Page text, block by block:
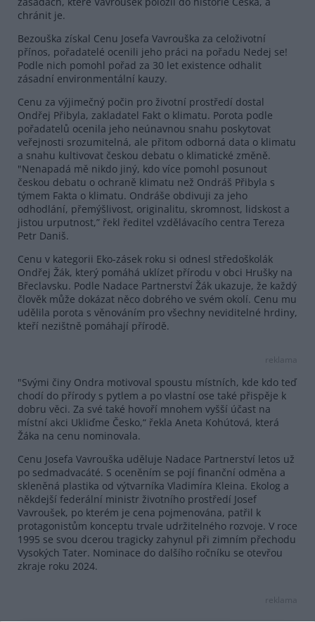
chránit je.
Bezouška získal Cenu Josefa Vavrouška za celoživotní
přínos, pořadatelé ocenili jeho práci na pořadu Nedej se!
Podle nich pomohl pořad za 30 let existence odhalit
zásadní environmentální kauzy.
Cenu za výjimečný počin pro životní prostředí dostal
Ondřej Přibyla, zakladatel Fakt o klimatu. Porota podle
pořadatelů ocenila jeho neúnavnou snahu poskytovat
veřejnosti srozumitelná, ale přitom odborná data o klimatu
a snahu kultivovat českou debatu o klimatické změně.
"Nenapadá mě nikdo jiný, kdo více pomohl posunout
českou debatu o ochraně klimatu než Ondráš Přibyla s
týmem Fakta o klimatu. Ondráše obdivuji za jeho
odhodlání, přemýšlivost, originalitu, skromnost, lidskost a
jistou urputnost,” řekl ředitel vzdělávacího centra Tereza
Petr Daniš.
Cenu v kategorii Eko-zásek roku si odnesl středoškolák
Ondřej Žák, který pomáhá uklízet přírodu v obci Hrušky na
Břeclavsku. Podle Nadace Partnerství Žák ukazuje, že každý
člověk může dokázat něco dobrého ve svém okolí. Cenu mu
udělila porota s věnováním pro všechny neviditelné hrdiny,
kteří nezištně pomáhají přírodě.
reklama
"Svými činy Ondra motivoval spoustu místních, kde kdo teď
chodí do přírody s pytlem a po vlastní ose také přispěje k
dobru věci. Za své také hovoří mnohem vyšší účast na
místní akci Ukliďme Česko,“ řekla Aneta Kohútová, která
Žáka na cenu nominovala.
Cenu Josefa Vavrouška uděluje Nadace Partnerství letos už
po sedmadvacáté. S oceněním se pojí finanční odměna a
skleněná plastika od výtvarníka Vladimíra Kleina. Ekolog a
někdejší federální ministr životního prostředí Josef
Vavroušek, po kterém je cena pojmenována, patřil k
protagonistům konceptu trvale udržitelného rozvoje. V roce
1995 se svou dcerou tragicky zahynul při zimním přechodu
Vysokých Tater. Nominace do dalšího ročníku se otevřou
zkraje roku 2024.
reklama